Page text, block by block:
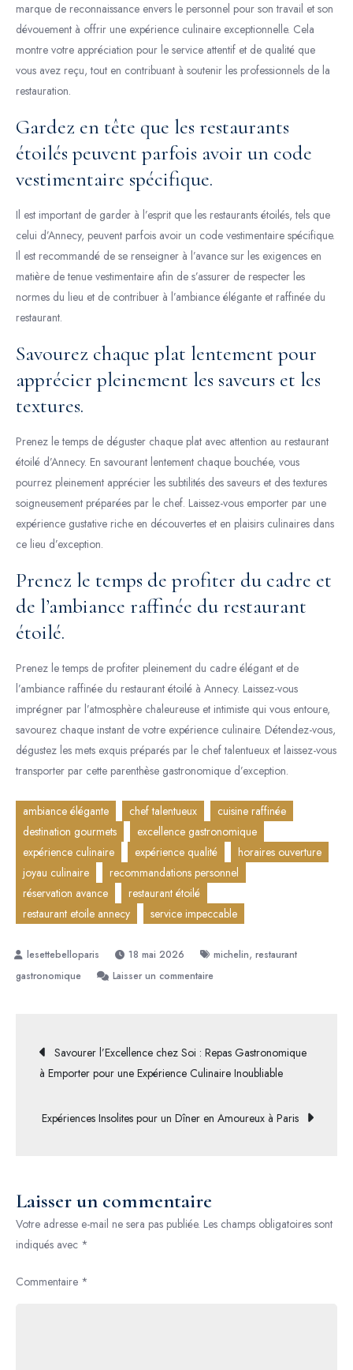
marque de reconnaissance envers le personnel pour son travail et son
dévouement à offrir une expérience culinaire exceptionnelle. Cela
montre votre appréciation pour le service attentif et de qualité que
vous avez reçu, tout en contribuant à soutenir les professionnels de la
restauration.
Gardez en tête que les restaurants
étoilés peuvent parfois avoir un code
vestimentaire spécifique.
Il est important de garder à l’esprit que les restaurants étoilés, tels que
celui d’Annecy, peuvent parfois avoir un code vestimentaire spécifique.
Il est recommandé de se renseigner à l’avance sur les exigences en
matière de tenue vestimentaire afin de s’assurer de respecter les
normes du lieu et de contribuer à l’ambiance élégante et raffinée du
restaurant.
Savourez chaque plat lentement pour
apprécier pleinement les saveurs et les
textures.
Prenez le temps de déguster chaque plat avec attention au restaurant
étoilé d’Annecy. En savourant lentement chaque bouchée, vous
pourrez pleinement apprécier les subtilités des saveurs et des textures
soigneusement préparées par le chef. Laissez-vous emporter par une
expérience gustative riche en découvertes et en plaisirs culinaires dans
ce lieu d’exception.
Prenez le temps de profiter du cadre et
de l’ambiance raffinée du restaurant
étoilé.
Prenez le temps de profiter pleinement du cadre élégant et de
l’ambiance raffinée du restaurant étoilé à Annecy. Laissez-vous
imprégner par l’atmosphère chaleureuse et intimiste qui vous entoure,
savourez chaque instant de votre expérience culinaire. Détendez-vous,
dégustez les mets exquis préparés par le chef talentueux et laissez-vous
transporter par cette parenthèse gastronomique d’exception.
ambiance élégante chef talentueux
cuisine raffinée
destination gourmets
excellence gastronomique
expérience culinaire
expérience qualité
horaires ouverture
joyau culinaire
recommandations personnel
réservation avance
restaurant étoilé
restaurant etoile annecy
service impeccable
18 mai 2026 michelin, restaurant
gastronomique
Laisser un commentairesur
Étoilé
d’Annecy
Une
Navigation
de
l’article
Savourer l’Excellence chez Soi : Repas Gastronomique
à Emporter pour une Expérience Culinaire Inoubliable
Expériences Insolites pour un Dîner en Amoureux à Paris
Laisser un commentaire
Votre adresse e-mail ne sera pas publiée. Les champs obligatoires sont
indiqués avec *
Commentaire *